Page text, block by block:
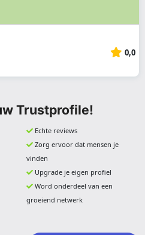
0,0
Trustprofile!
Echte reviews
Zorg ervoor dat mensen je
vinden
Upgrade je eigen profiel
Word onderdeel van een
groeiend netwerk